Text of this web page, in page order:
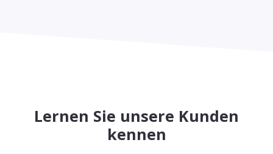
Lernen Sie unsere Kunden
kennen